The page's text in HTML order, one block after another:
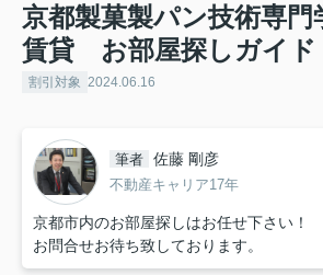
京都製菓製パン技術専門
賃貸 お部屋探しガイド
割引対象 2024.06.16
筆者 佐藤 剛彦
不動産キャリア17年
京都市内のお部屋探しはお任せ下さい！
お問合せお待ち致しております。